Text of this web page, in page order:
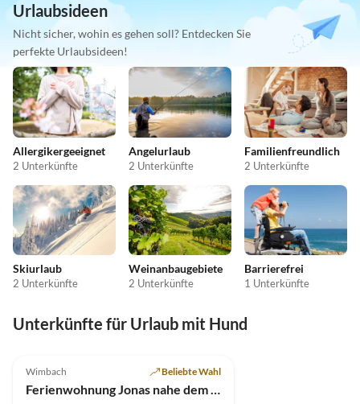
Urlaubsideen
Nicht sicher, wohin es gehen soll? Entdecken Sie
perfekte Urlaubsideen!
Allergikergeeignet
2 Unterkünfte
Angelurlaub
2 Unterkünfte
Familienfreundlich
2 Unterkünfte
Skiurlaub
2 Unterkünfte
Weinanbaugebiete
2 Unterkünfte
Barrierefrei
1 Unterkünfte
Unterkünfte für Urlaub mit Hund
Wimbach Beliebte Wahl
Ferienwohnung Jonas nahe dem Nürburgring